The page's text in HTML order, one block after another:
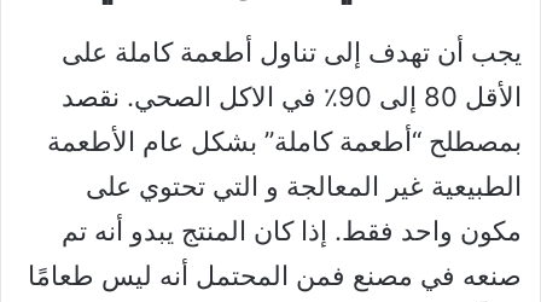
يجب أن تهدف إلى تناول أطعمة كاملة على
الأقل 80 إلى 90٪ في الاكل الصحي. نقصد
بمصطلح “أطعمة كاملة” بشكل عام الأطعمة
الطبيعية غير المعالجة و التي تحتوي على
مكون واحد فقط. إذا كان المنتج يبدو أنه تم
صنعه في مصنع فمن المحتمل أنه ليس طعامًا